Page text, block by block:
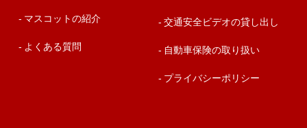
マスコットの紹介
よくある質問
交通安全ビデオの貸し出し
自動車保険の取り扱い
プライバシーポリシー